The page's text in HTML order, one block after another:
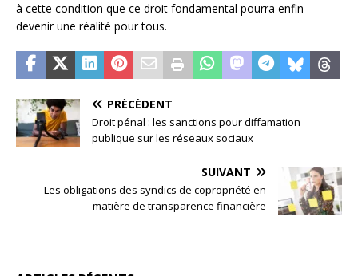
à cette condition que ce droit fondamental pourra enfin
devenir une réalité pour tous.
PRÉCÉDENT
Droit pénal : les sanctions pour diffamation
publique sur les réseaux sociaux
SUIVANT
Les obligations des syndics de copropriété en
matière de transparence financière